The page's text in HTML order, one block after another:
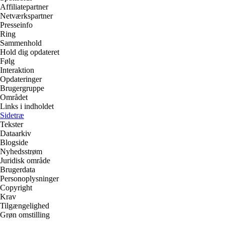
Affiliatepartner
Netværkspartner
Presseinfo
Ring
Sammenhold
Hold dig opdateret
Følg
Interaktion
Opdateringer
Brugergruppe
Området
Links i indholdet
Sidetræ
Tekster
Dataarkiv
Blogside
Nyhedsstrøm
Juridisk område
Brugerdata
Personoplysninger
Copyright
Krav
Tilgængelighed
Grøn omstilling